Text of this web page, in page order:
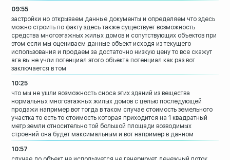
09:55
застройки но открываем данные документы и определяем что здесь
можно строить по факту здесь также существует возможность
средства многоэтажных жилых домов и сопутствующих объектов при
этом если мы оцениваем данные объект исходя из текущего
использования и продаем за достаточно низкую цену то все скажут
ага вы не учли потенциал этого объекта потенциал как раз вот
заключается в том
10:25
что мы не ушли возможность сноса этих зданий из вещества
нормальных многоэтажных жилых домов с целью последующей
продажи например вот тогда в таком случае стоимость земельного
участка то есть то стоимость которая приходится на 1 квадратный
метр земли относительно той большой площади возводимых
строений она будет максимальным и вот например в данном
10:57